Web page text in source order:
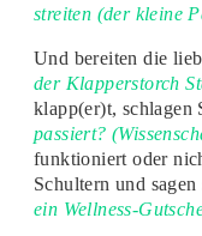
streiten (der kleine
Und bereiten die
der Klapperstorch
klapp(er)t, schlagen
passiert?
funktioniert oder
Schultern und sagen
ein Wellness-